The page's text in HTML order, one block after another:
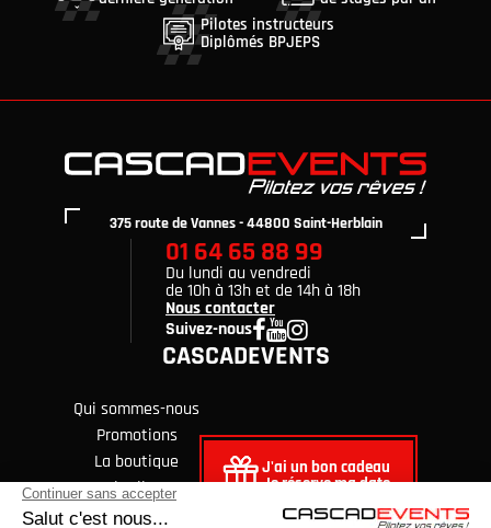
Pilotes instructeurs
Diplômés BPJEPS
375 route de Vannes - 44800 Saint-Herblain
CASCADEVENTS
Qui sommes-nous
Promotions
La boutique
Avis clients
FAQ
J'ai un bon cadeau
Je réserve ma date
01 64 65 88 99
Du lundi au vendredi
de 10h à 13h et de 14h à 18h
Nous contacter
Suivez-nous